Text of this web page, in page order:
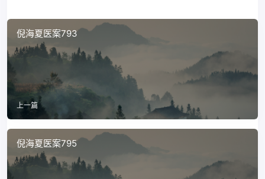
倪海夏医案793
上一篇
倪海夏医案795